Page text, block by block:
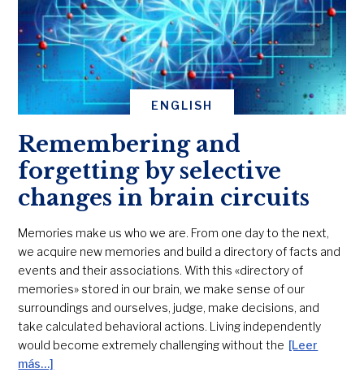
ENGLISH
Remembering and
forgetting by selective
changes in brain circuits
Memories make us who we are. From one day to the next,
we acquire new memories and build a directory of facts and
events and their associations. With this «directory of
memories» stored in our brain, we make sense of our
surroundings and ourselves, judge, make decisions, and
take calculated behavioral actions. Living independently
would become extremely challenging without the [Leer
más…]